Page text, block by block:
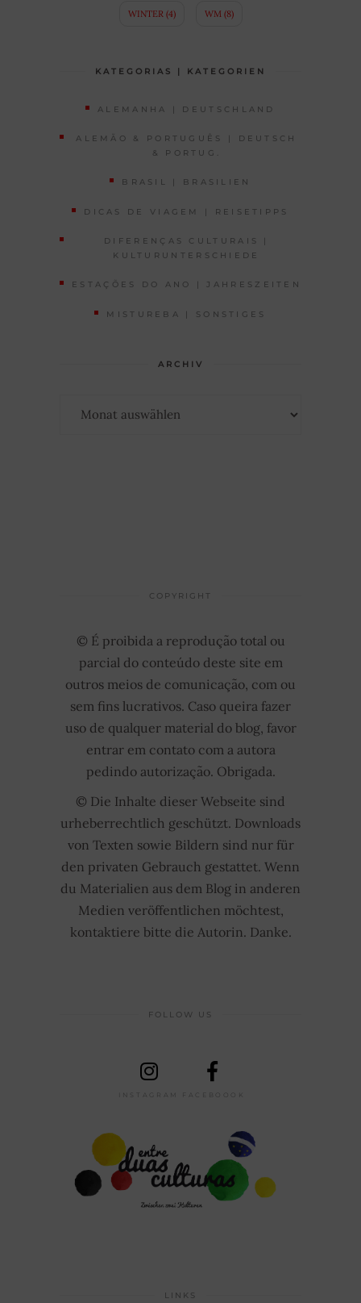
WINTER(4) WM(8)
KATEGORIAS | KATEGORIEN
ALEMANHA | DEUTSCHLAND
ALEMÃO & PORTUGUÊS | DEUTSCH
& PORTUG.
BRASIL | BRASILIEN
DICAS DE VIAGEM | REISETIPPS
DIFERENÇAS CULTURAIS |
KULTURUNTERSCHIEDE
ESTAÇÕES DO ANO | JAHRESZEITEN
MISTUREBA | SONSTIGES
ARCHIV
COPYRIGHT
© É proibida a reprodução total ou
parcial do conteúdo deste site em
outros meios de comunicação, com ou
sem fins lucrativos. Caso queira fazer
uso de qualquer material do blog, favor
entrar em contato com a autora
pedindo autorização. Obrigada.
© Die Inhalte dieser Webseite sind
urheberrechtlich geschützt. Downloads
von Texten sowie Bildern sind nur für
den privaten Gebrauch gestattet. Wenn
du Materialien aus dem Blog in anderen
Medien veröffentlichen möchtest,
kontaktiere bitte die Autorin. Danke.
FOLLOW US
INSTAGRAM FACEBOOOK
LINKS